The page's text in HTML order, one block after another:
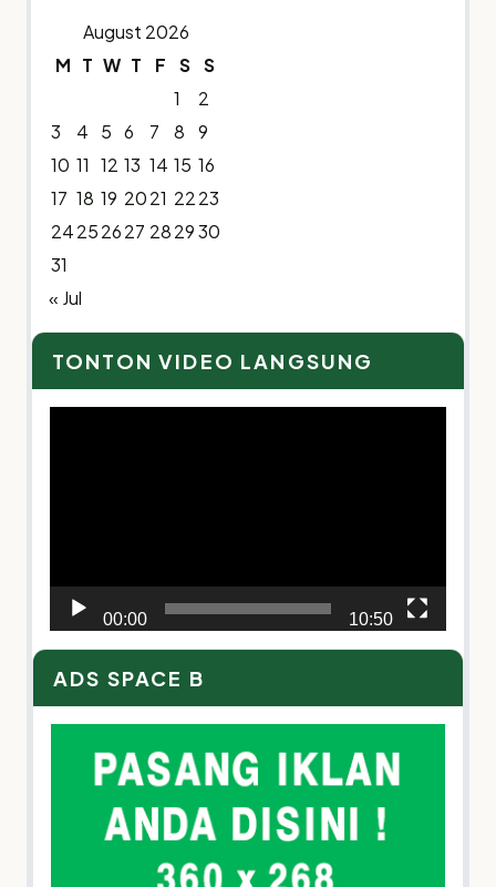
August 2026
M T W T F S S
1
2
3
4 5 6 7 8
9
10 11 12 13 14 15 16
17 18 19 2021 2223
24252627 282930
31
« Jul
TONTON VIDEO LANGSUNG
00:00 10:50
ADS SPACE B